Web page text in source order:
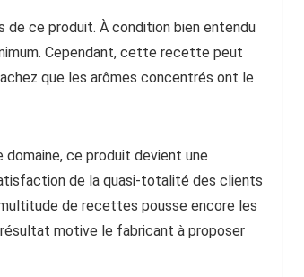
de ce produit. À condition bien entendu
Cependant, cette recette peut
que les arômes concentrés ont le
ce produit devient une
de la quasi-totalité des clients
de recettes pousse encore les
motive le fabricant à proposer